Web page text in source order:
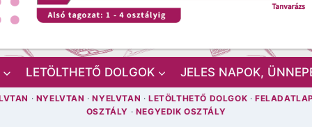
LETÖLTHETŐ DOLGOK JELES NAPOK,
· NYELVTAN ·NYELVTAN ·LETÖLTHETŐ DOLGOK ·
OSZTÁLY · NEGYEDIK OSZTÁLY